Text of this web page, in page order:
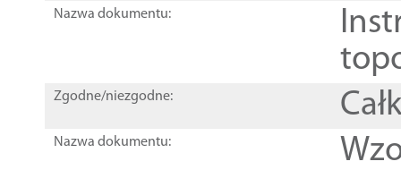
Nazwa dokumentu:
Zgodne/niezgodne:
Nazwa dokumentu: